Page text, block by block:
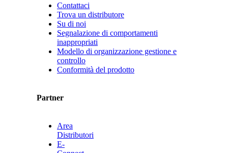
Contattaci
Trova un distributore
Su di noi
Segnalazione di comportamenti
inappropriati
Modello di organizzazione gestione e
controllo
Conformità del prodotto
Partner
Area
Distributori
E-